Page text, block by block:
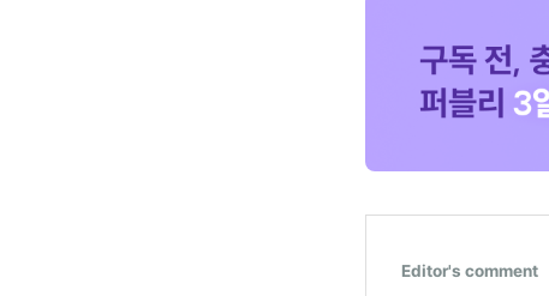
Editor's comment